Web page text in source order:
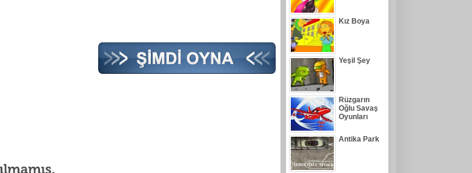
Kız Boya
Yeşil Şey
Rüzgarın
Oğlu Savaş
Oyunları
Antika Park